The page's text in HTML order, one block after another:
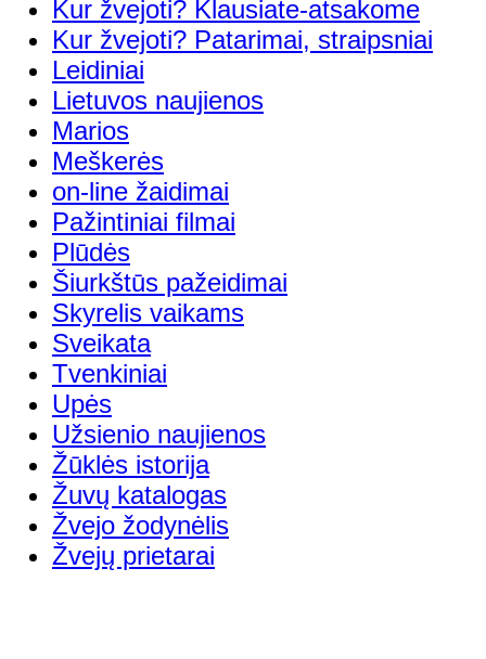
Kur žvejoti? Klausiate-atsakome
Kur žvejoti? Patarimai, straipsniai
Leidiniai
Lietuvos naujienos
Marios
Meškerės
on-line žaidimai
Pažintiniai filmai
Plūdės
Šiurkštūs pažeidimai
Skyrelis vaikams
Sveikata
Tvenkiniai
Upės
Užsienio naujienos
Žūklės istorija
Žuvų katalogas
Žvejo žodynėlis
Žvejų prietarai